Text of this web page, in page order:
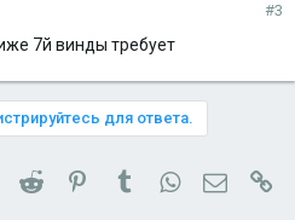
#3
7й винды требует
для ответа.
Reddit PinterestTumblrWhatsApp